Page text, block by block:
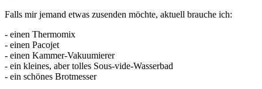
Falls mir jemand etwas zusenden möchte, aktuell brauche ich:
- einen Thermomix
- einen Pacojet
- einen Kammer-Vakuumierer
- ein kleines, aber tolles Sous-vide-Wasserbad
- ein schönes Brotmesser